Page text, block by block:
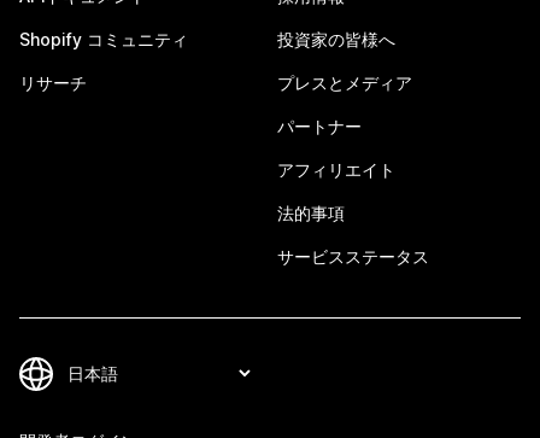
Shopify コミュニティ
リサーチ
投資家の皆様へ
プレスとメディア
パートナー
アフィリエイト
法的事項
サービスステータス